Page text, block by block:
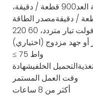
900 قطعة / دقيقة،
مصدر الطاقة
220 فولت تيار متردد، 50 هرتز أو 110 فولت تيار متردد، 60
أو جهد مزدوج (اختياري)
≤ 75 واط
التحميل الخلفيشهادة
وقت العمل المستمر
أكثر من 8 ساعات